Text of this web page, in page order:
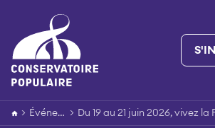
content
> Événements >